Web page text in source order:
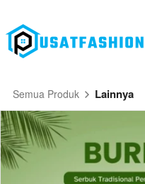
Semua Produk Lainnya